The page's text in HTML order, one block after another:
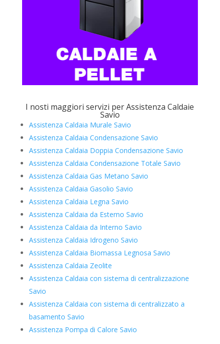
I nosti maggiori servizi per Assistenza Caldaie
Savio
Assistenza Caldaia Murale Savio
Assistenza Caldaia Condensazione Savio
Assistenza Caldaia Doppia Condensazione Savio
Assistenza Caldaia Condensazione Totale Savio
Assistenza Caldaia Gas Metano Savio
Assistenza Caldaia Gasolio Savio
Assistenza Caldaia Legna Savio
Assistenza Caldaia da Esterno Savio
Assistenza Caldaia da Interno Savio
Assistenza Caldaia Idrogeno Savio
Assistenza Caldaia Biomassa Legnosa Savio
Assistenza Caldaia Zeolite
Assistenza Caldaia con sistema di centralizzazione
Savio
Assistenza Caldaia con sistema di centralizzato a
basamento Savio
Assistenza Pompa di Calore Savio